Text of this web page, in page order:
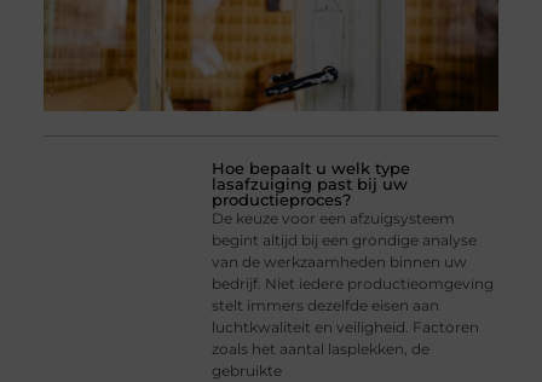
Hoe bepaalt u welk type
lasafzuiging past bij uw
productieproces?
De keuze voor een afzuigsysteem
begint altijd bij een grondige analyse
van de werkzaamheden binnen uw
bedrijf. Niet iedere productieomgeving
stelt immers dezelfde eisen aan
luchtkwaliteit en veiligheid. Factoren
zoals het aantal lasplekken, de
gebruikte